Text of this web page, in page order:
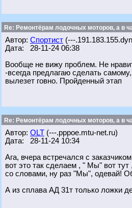
Re: Ремонтёрам лодочных моторов, а в
Автор: Спортист (---
Дата: 28-11-24 06:38
Вообще не вижу проблем. Не
-всегда предлагаю сделать
вылезет говно. Пройденный этап
Re: Ремонтёрам лодочных моторов, а в
Автор: OLT (---.pppoe.mtu-net.ru)
Дата: 28-11-24 10:34
Ага, вчера встречался с
вот это так сделаем , " Мы" вот
со словами, ну раз "Мы", одевай!
А из сплава АД 31т только ложки